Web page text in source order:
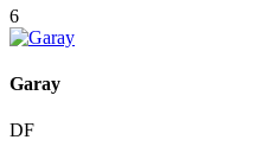
6
Garay
DF